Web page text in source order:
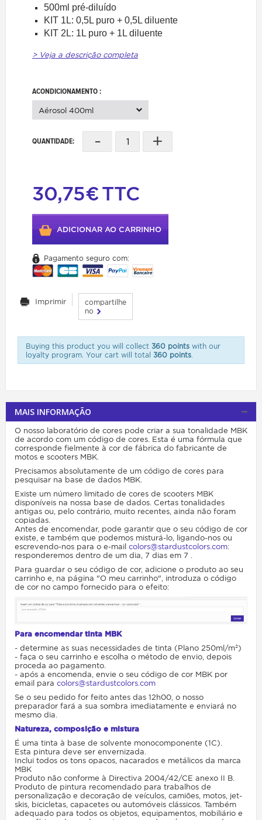
500ml pré-diluído
KIT 1L: 0,5L puro + 0,5L diluente
KIT 2L: 1L puro + 1L diluente
> Veja a descrição completa
ACONDICIONAMENTO :
Aérosol 400ml
QUANTIDADE: - +
30,75€TTC
ADICIONAR AO CARRINHO
Pagamento seguro com:
Imprimir
compartilhe
no
Buying this product you will collect 360 pointswith our
loyalty program. Your cart will total 360 points.
MAIS INFORMAÇÃO
O nosso laboratório de cores pode criar a sua tonalidade MBK
de acordo com um código de cores. Esta é uma fórmula que
corresponde fielmente à cor de fábrica do fabricante de
motos e scooters MBK.
Precisamos absolutamente de um código de cores para
pesquisar na base de dados MBK.
Existe um número limitado de cores de scooters MBK
disponíveis na nossa base de dados. Certas tonalidades
antigas ou, pelo contrário, muito recentes, ainda não foram
copiadas.
Antes de encomendar, pode garantir que o seu código de cor
existe, e também que podemos misturá-lo, ligando-nos ou
escrevendo-nos para o e-mail colors@stardustcolors.com:
responderemos dentro de um dia, 7 dias em 7 .
Para guardar o seu código de cor, adicione o produto ao seu
carrinho e, na página "O meu carrinho", introduza o código
de cor no campo fornecido para o efeito:
Para encomendar tinta MBK
- determine as suas necessidades de tinta (Plano 250ml/m²)
- faça o seu carrinho e escolha o método de envio, depois
proceda ao pagamento.
- após a encomenda, envie o seu código de cor MBK por
email para colors@stardustcolors.com
Se o seu pedido for feito antes das 12h00, o nosso
preparador fará a sua sombra imediatamente e enviará no
mesmo dia.
Natureza, composição e mistura
É uma tinta à base de solvente monocomponente (1C).
Esta pintura deve ser envernizada.
Inclui todos os tons opacos, nacarados e metálicos da marca
MBK
Produto não conforme à Directiva 2004/42/CE anexo II B.
Produto de pintura recomendado para trabalhos de
personalização e decoração de veículos, camiões, motos, jet-
skis, bicicletas, capacetes ou automóveis clássicos. Também
adequado para todos os objetos, equipamentos, mobiliário e